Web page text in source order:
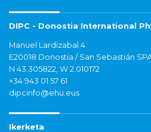
DIPC - Donostia International
Manuel Lardizabal 4
E20018 Donostia / San Sebastián
N 43.305822, W 2.010172
+34 943 01 57 61
dipcinfo@ehu.eus
Ikerketa